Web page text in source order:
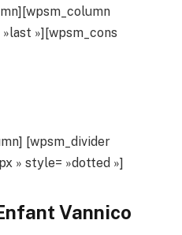
»][wpsm_cons
[wpsm_divider
» style= »dotted »]
Vannico